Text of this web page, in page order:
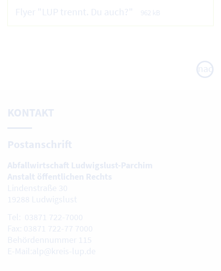
Flyer "LUP trennt. Du auch?" 962 kB
nach
oben
KONTAKT
Postanschrift
Abfallwirtschaft Ludwigslust-Parchim
Anstalt öffentlichen Rechts
Lindenstraße 30
19288 Ludwigslust
Tel: 03871 722-7000
Fax: 03871 722-77 7000
Behördennummer 115
E-Mail:alp@kreis-lup.de